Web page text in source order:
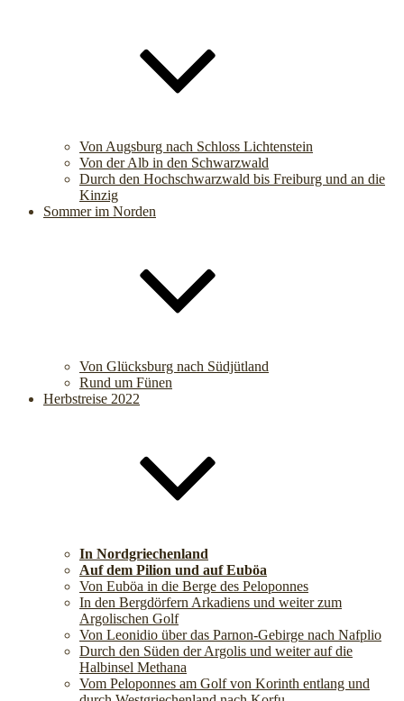
Von Augsburg nach Schloss Lichtenstein
Von der Alb in den Schwarzwald
Durch den Hochschwarzwald bis Freiburg und an die
Kinzig
Sommer im Norden
Von Glücksburg nach Südjütland
Rund um Fünen
Herbstreise 2022
In Nordgriechenland
Auf dem Pilion und auf Euböa
Von Euböa in die Berge des Peloponnes
In den Bergdörfern Arkadiens und weiter zum
Argolischen Golf
Von Leonidio über das Parnon-Gebirge nach Nafplio
Durch den Süden der Argolis und weiter auf die
Halbinsel Methana
Vom Peloponnes am Golf von Korinth entlang und